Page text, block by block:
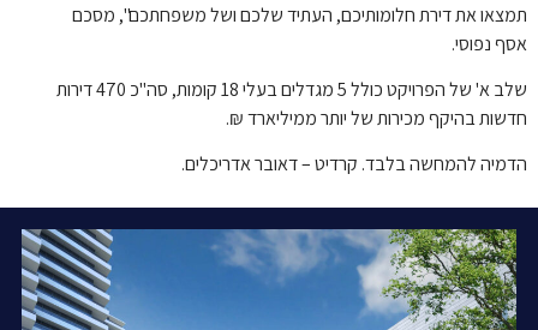
תמצאו את דירת חלומותיכם, העתיד שלכם ושל משפחתכם", מסכם
אסף נפוסי.
שלב א' של הפרויקט כולל 5 מגדלים בעלי 18 קומות, סה"כ 470 דירות
חדשות בהיקף מכירות של יותר ממיליארד ₪.
הדמיה להמחשה בלבד. קרדיט – דאובר אדריכלים.